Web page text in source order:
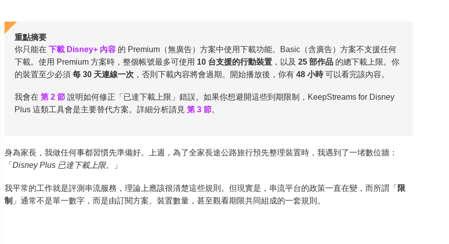
重點摘要
你只能在 下載 Disney+ 內容 的 Premium（無廣告）方案中使用下載功能。Basic（含廣告）方案不支援任何
下載。使用 Premium 方案時，整個帳號最多可使用 10 台支援的行動裝置 ，以及 25 部作品 的總下載上限。你
的裝置至少必須 每 30 天連線一次 ，否則下載內容將會過期。開始播放後，你有 48 小時可以看完該內容。
我會在 第 2 節 說明如何修正「已達下載上限」錯誤。如果你想避開這些到期限制，KeepStreams for Disney
Plus 這類工具會是主要替代方案。詳細分析請見 第 3 節。
身為家長，我做任何事都習慣先準備好。上週，為了全家長途公路旅行預先整理裝置時，我遇到了一堵數位牆：
「 Disney Plus 已達下載上限。 」
我平常的工作就是評測串流服務，理論上應該很清楚這些規則。但現實是，串流平台的政策一直在變，而所謂「 限
制 」通常不是單一數字，而是由訂閱方案、裝置數量，甚至觀看期限共同組成的一套規則。